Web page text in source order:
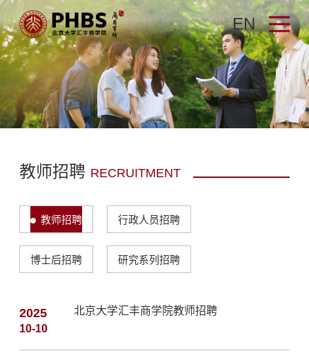
EN
教师招聘 RECRUITMENT
教师招聘 行政人员招聘
博士后招聘 研究系列招聘
2025
10-10
北京大学汇丰商学院教师招聘